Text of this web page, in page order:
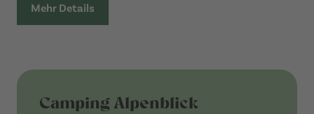
Mehr Details
Camping Alpenblick